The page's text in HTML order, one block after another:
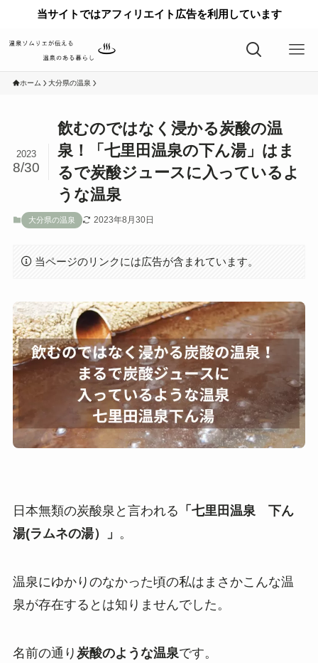
当サイトではアフィリエイト広告を利用しています
ホーム 大分県の温泉
飲むのではなく浸かる炭酸の温
泉！「七里田温泉の下ん湯」はま
るで炭酸ジュースに入っているよ
うな温泉
2023
8/30
大分県の温泉 2023年8月30日
当ページのリンクには広告が含まれています。
日本無類の炭酸泉と言われる 「七里田温泉 下ん
湯(ラムネの湯）」 。
温泉にゆかりのなかった頃の私はまさかこんな温
泉が存在するとは知りませんでした。
名前の通り 炭酸のような温泉です。